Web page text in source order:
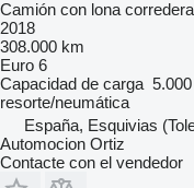
Camión con lona corredera
2018
308.000 km
Euro 6
Capacidad de carga
resorte/neumática
España, Esquivias
Automocion Ortiz
Contacte con el vendedor